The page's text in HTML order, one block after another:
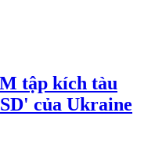
tập kích tàu
của Ukraine